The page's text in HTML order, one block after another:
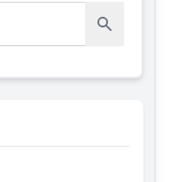
Rechercher